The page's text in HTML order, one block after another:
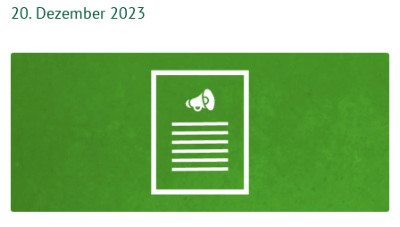
20. Dezember 2023